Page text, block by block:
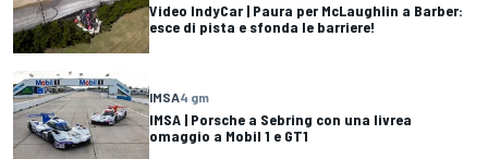
Video IndyCar | Paura per McLaughlin a Barber:
esce di pista e sfonda le barriere!
IMSA4 gm
IMSA | Porsche a Sebring con una livrea
omaggio a Mobil 1 e GT1